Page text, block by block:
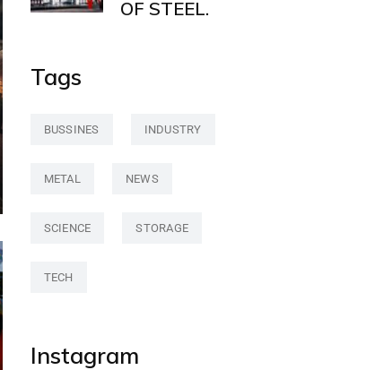
OF STEEL.
Tags
BUSSINES INDUSTRY
METAL NEWS
SCIENCE STORAGE
TECH
Instagram